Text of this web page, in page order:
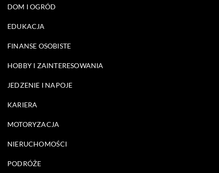
DOM I OGRÓD
EDUKACJA
FINANSE OSOBISTE
HOBBY I ZAINTERESOWANIA
JEDZENIE I NAPOJE
KARIERA
MOTORYZACJA
NIERUCHOMOŚCI
PODRÓŻE